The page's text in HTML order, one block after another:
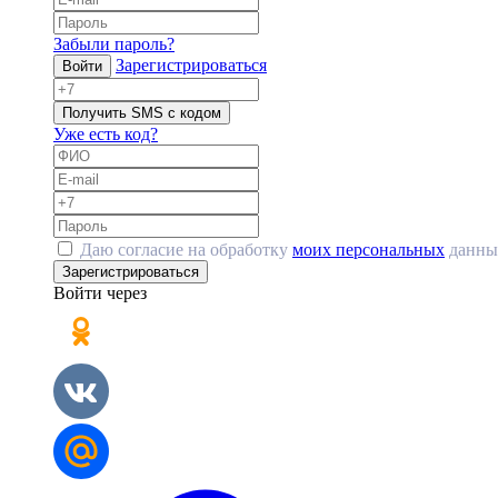
Забыли пароль?
Войти Зарегистрироваться
Получить SMS с кодом
Уже есть код?
Даю согласие на обработку моих персональных
Зарегистрироваться
Войти через